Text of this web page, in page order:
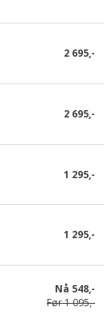
2 695,-
2 695,-
1 295,-
1 295,-
Nå 548,-
Før1 095,-